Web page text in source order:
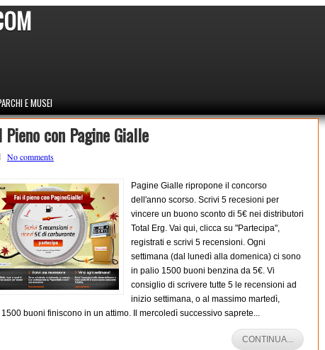
E MUSEI
Pieno con Pagine Gialle
No comments
Pagine Gialle ripropone il concorso
dell'anno scorso. Scrivi 5 recesioni per
vincere un buono sconto di 5€ nei distributori
Total Erg. Vai qui, clicca su "Partecipa",
registrati e scrivi 5 recensioni. Ogni
settimana (dal lunedì alla domenica) ci sono
in palio 1500 buoni benzina da 5€. Vi
consiglio di scrivere tutte 5 le recensioni ad
inizio settimana, o al massimo martedì,
buoni finiscono in un attimo. Il mercoledì successivo saprete...
CONTINUA...